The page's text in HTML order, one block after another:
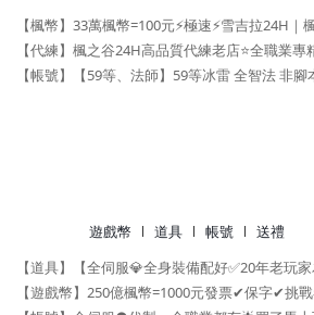
遊戲幣 道具 帳號 送禮